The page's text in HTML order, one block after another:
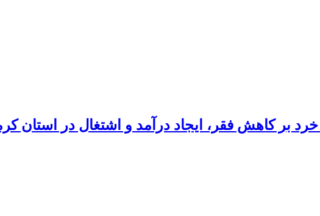
بر کاهش فقر، ایجاد درآمد و اشتغال در استان